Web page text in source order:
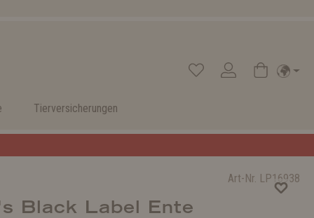
Tierversicherungen
Art-Nr. LP16938
Black Label Ente